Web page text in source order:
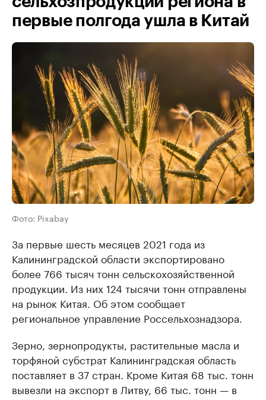
первые полгода ушла в Китай
Фото: Pixabay
За первые шесть месяцев 2021 года из
Калининградской области экспортировано
более 766 тысяч тонн сельскохозяйственной
продукции. Из них 124 тысячи тонн отправлены
на рынок Китая. Об этом сообщает
региональное управление Россельхознадзора.
Зерно, зернопродукты, растительные масла и
торфяной субстрат Калининградская область
поставляет в 37 стран. Кроме Китая 68 тыс. тонн
вывезли на экспорт в Литву, 66 тыс. тонн — в